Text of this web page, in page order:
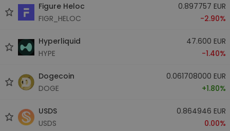
Figure Heloc
FIGR_HELOC
0.897757 EUR
-2.90%
Hyperliquid
HYPE
47.600 EUR
-1.40%
Dogecoin
DOGE
0.061708000 EUR
+1.80%
USDS
USDS
0.864946 EUR
0.00%